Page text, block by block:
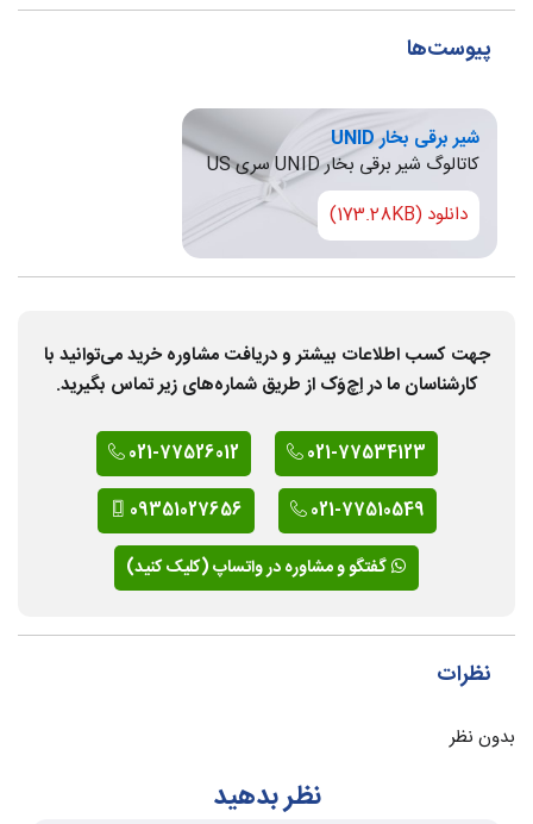
پیوست‌ها
شیر برقی بخار UNID
کاتالوگ شیر برقی بخار UNID سری US
دانلود (173.28KB)
جهت کسب اطلاعات بیشتر و دریافت مشاوره خرید می‌توانید با
کارشناسان ما در اِچ‌وَک از طریق شماره‌های زیر تماس بگیرید.
021-77534123
021-77526012
021-77510549
09351027656
گفتگو و مشاوره در واتساپ (کلیک کنید)
نظرات
بدون نظر
نظر بدهید